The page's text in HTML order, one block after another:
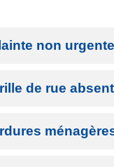
non
de rue